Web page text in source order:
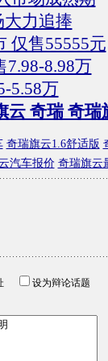
力追捧
仅售55555元
8.98万
5.58万
云 奇瑞 奇瑞
奇瑞旗云1.6舒适版
汽车报价 奇瑞旗云
设为辩论话题